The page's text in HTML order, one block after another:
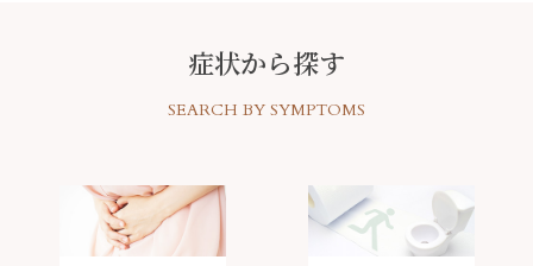
症状から探す
SEARCH BY SYMPTOMS